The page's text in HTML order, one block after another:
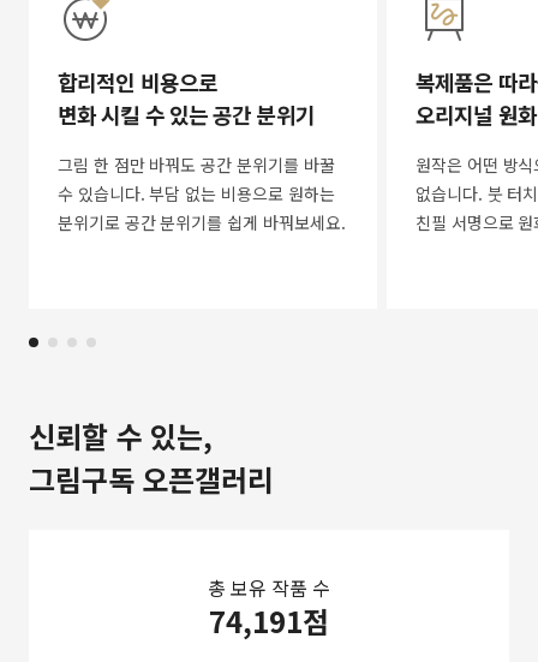
합리적인 비용으로
변화 시킬 수 있는 공간 분위기
그림 한 점만 바꿔도 공간 분위기를 바꿀
수 있습니다. 부담 없는 비용으로 원하는
분위기로 공간 분위기를 쉽게 바꿔보세요.
복제품은 따
오리지널 원
원작은 어떤 방
없습니다. 붓 터
친필 서명으로
신뢰할 수 있는,
그림구독 오픈갤러리
총 보유 작품 수
74,191점